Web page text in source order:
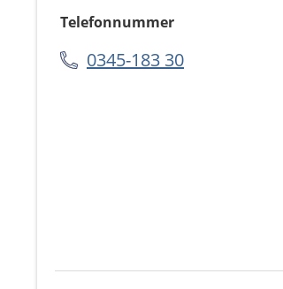
Telefonnummer
0345-183 30